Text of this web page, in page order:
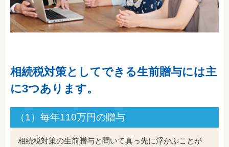
相続税対策としてできる生前贈与には主
に3つあります。
（1）毎年110万円の贈与
相続税対策の生前贈与と聞いて真っ先に浮かぶことが